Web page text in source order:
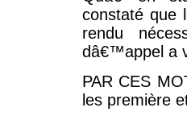
constaté que
rendu
dâ€™appel a
PAR CES
les première